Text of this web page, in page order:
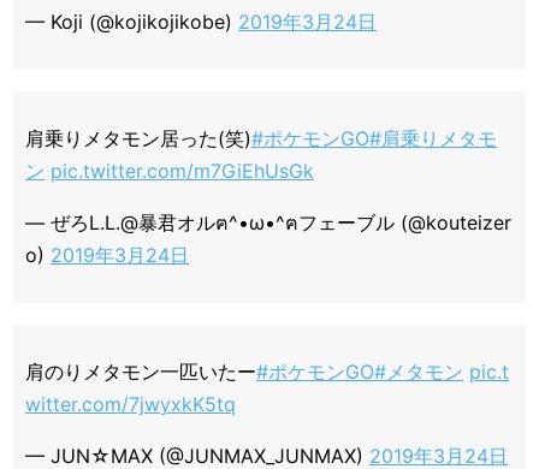
— Koji (@kojikojikobe) 2019年3月24日
肩乗りメタモン居った(笑)#ポケモンGO#肩乗りメタモ
ン pic.twitter.com/m7GiEhUsGk
— ぜろL.L.@暴君オルฅ^•ω•^ฅフェーブル (@kouteizer
o) 2019年3月24日
肩のりメタモン一匹いたー#ポケモンGO#メタモン pic.t
witter.com/7jwyxkK5tq
— JUN☆MAX (@JUNMAX_JUNMAX) 2019年3月24日